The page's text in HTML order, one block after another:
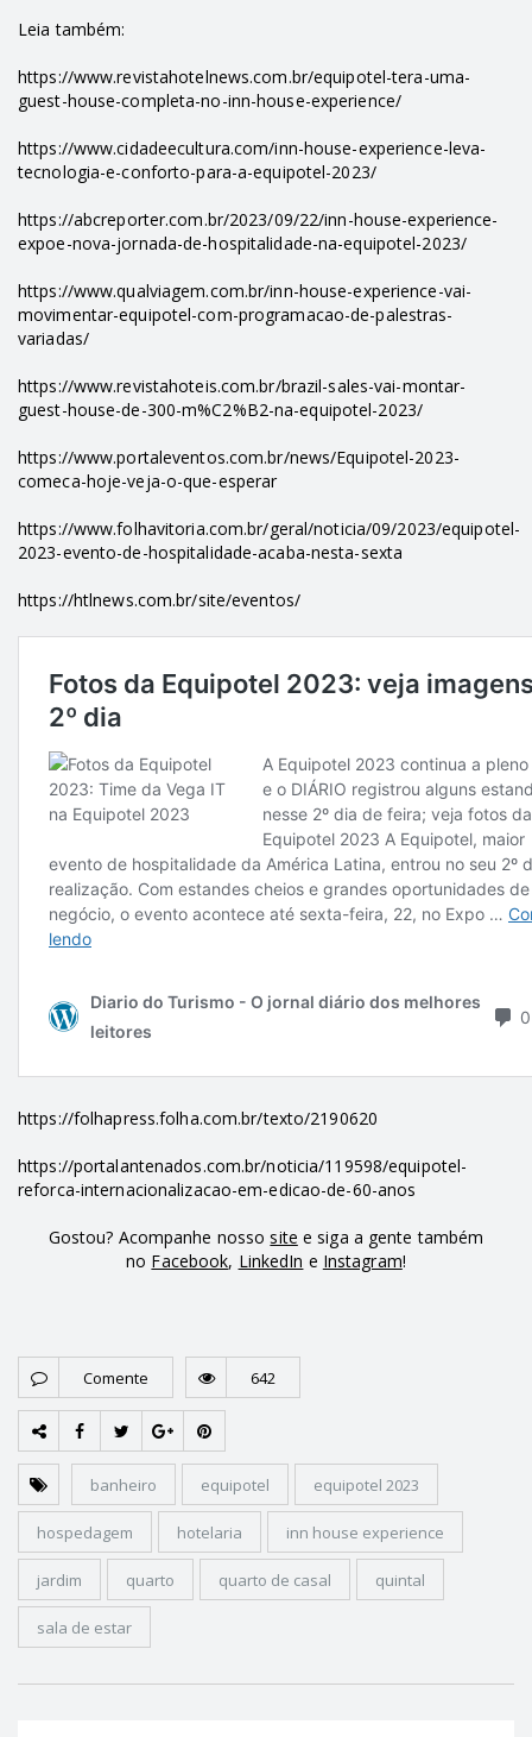
Leia também:
https://www.revistahotelnews.com.br/equipotel-tera-uma-
guest-house-completa-no-inn-house-experience/
https://www.cidadeecultura.com/inn-house-experience-leva-
tecnologia-e-conforto-para-a-equipotel-2023/
https://abcreporter.com.br/2023/09/22/inn-house-experience-
expoe-nova-jornada-de-hospitalidade-na-equipotel-2023/
https://www.qualviagem.com.br/inn-house-experience-vai-
movimentar-equipotel-com-programacao-de-palestras-
variadas/
https://www.revistahoteis.com.br/brazil-sales-vai-montar-
guest-house-de-300-m%C2%B2-na-equipotel-2023/
https://www.portaleventos.com.br/news/Equipotel-2023-
comeca-hoje-veja-o-que-esperar
https://www.folhavitoria.com.br/geral/noticia/09/2023/equipotel-
2023-evento-de-hospitalidade-acaba-nesta-sexta
https://htlnews.com.br/site/eventos/
https://folhapress.folha.com.br/texto/2190620
https://portalantenados.com.br/noticia/119598/equipotel-
reforca-internacionalizacao-em-edicao-de-60-anos
Gostou? Acompanhe nossosite e siga a gente também
no Facebook, LinkedIn e Instagram!
Comente 642
banheiro equipotel equipotel 2023
hospedagem hotelaria inn house experience
jardim quarto quarto de casal quintal
sala de estar